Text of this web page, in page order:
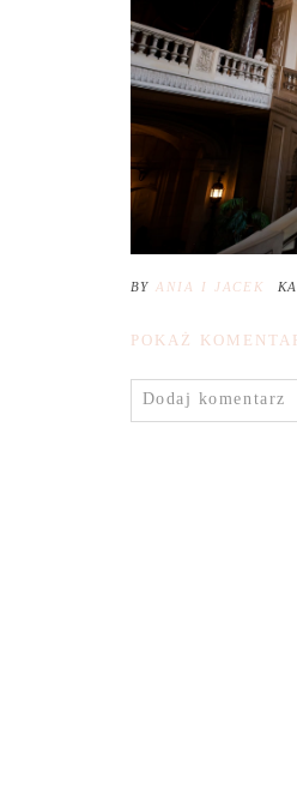
BY ANIA I JACEK
POKAŻ
Dodaj komentarz